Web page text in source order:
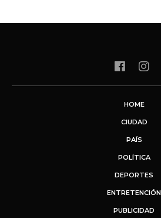
HOME
CIUDAD
PAÍS
POLÍTICA
DEPORTES
ENTRETENCIÓN
PUBLICIDAD